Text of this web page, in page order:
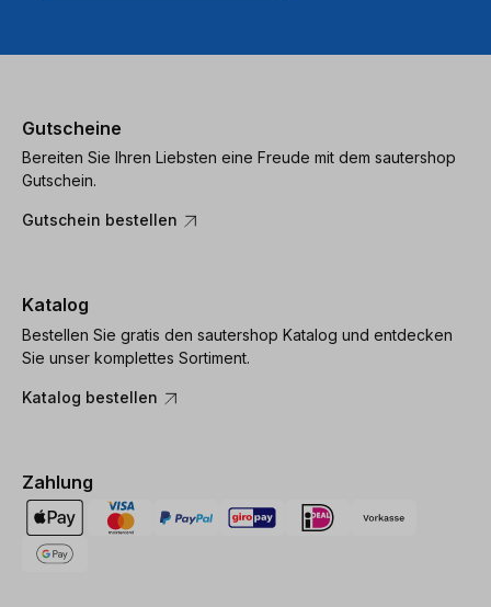
Gutscheine
Bereiten Sie Ihren Liebsten eine Freude mit dem sautershop
Gutschein.
Gutschein bestellen
Katalog
Bestellen Sie gratis den sautershop Katalog und entdecken
Sie unser komplettes Sortiment.
Katalog bestellen
Zahlung